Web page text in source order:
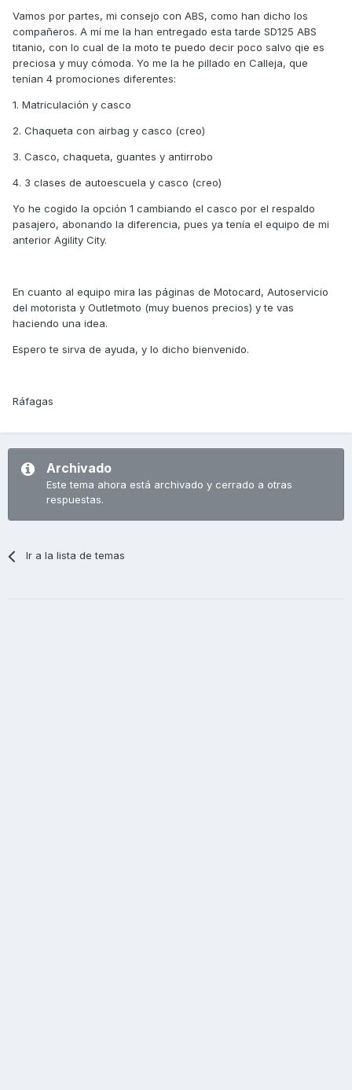
Vamos por partes, mi consejo con ABS, como han dicho los
compañeros. A mí me la han entregado esta tarde SD125 ABS
titanio, con lo cual de la moto te puedo decir poco salvo qie es
preciosa y muy cómoda. Yo me la he pillado en Calleja, que
tenían 4 promociones diferentes:
1. Matriculación y casco
2. Chaqueta con airbag y casco (creo)
3. Casco, chaqueta, guantes y antirrobo
4. 3 clases de autoescuela y casco (creo)
Yo he cogido la opción 1 cambiando el casco por el respaldo
pasajero, abonando la diferencia, pues ya tenía el equipo de mi
anterior Agility City.
En cuanto al equipo mira las páginas de Motocard, Autoservicio
del motorista y Outletmoto (muy buenos precios) y te vas
haciendo una idea.
Espero te sirva de ayuda, y lo dicho bienvenido.
Ráfagas
Archivado
Este tema ahora está archivado y cerrado a otras
respuestas.
Ir a la lista de temas